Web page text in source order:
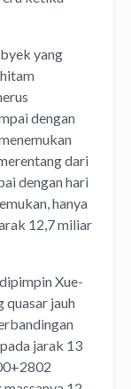
yang
dengan
dari
dengan hari
hanya
12,7 miliar
Xue-
quasar jauh
jarak 13